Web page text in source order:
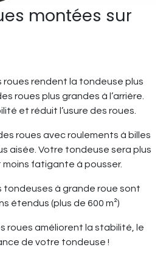
montées sur
roues rendent la tondeuse plus
roues plus grandes à l’arrière.
et réduit l’usure des roues.
roues avec roulements à billes
aisée. Votre tondeuse sera plus
fatigante à pousser.
tondeuses à grande roue sont
étendus (plus de 600 m²)
roues améliorent la stabilité, le
de votre tondeuse !